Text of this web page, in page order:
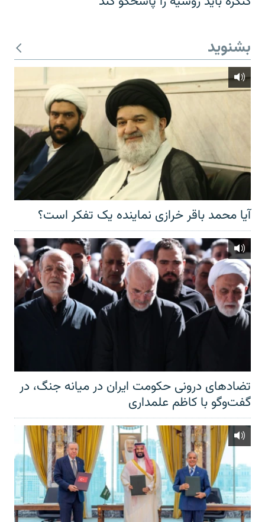
بشنوید
آیا محمد باقر خرازی نماینده یک تفکر است؟
تضادهای درونی حکومت ایران در میانه جنگ، در
گفت‌‌وگو با کاظم علمداری